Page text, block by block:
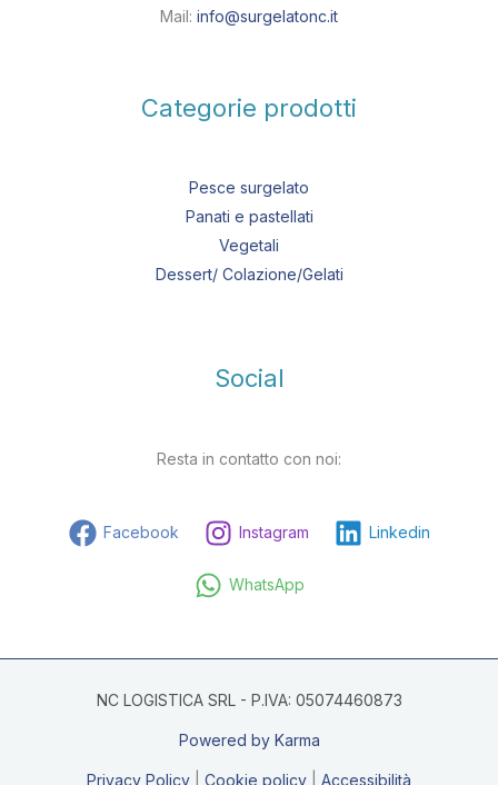
Mail: info@surgelatonc.it
Categorie prodotti
Pesce surgelato
Panati e pastellati
Vegetali
Dessert/ Colazione/Gelati
Social
Resta in contatto con noi:
Facebook Instagram Linkedin
WhatsApp
NC LOGISTICA SRL - P.IVA: 05074460873
Powered by Karma
Privacy Policy Cookie policy Accessibilità